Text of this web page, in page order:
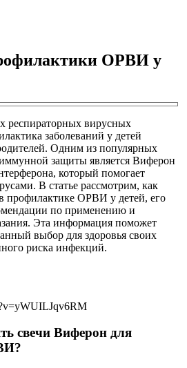
ОРВИ у
респираторных вирусных
заболеваний у детей
Одним из популярных
защиты является Виферон
который помогает
В статье рассмотрим, как
профилактике ОРВИ у детей, его
по применению и
Эта информация поможет
выбор для здоровья своих
риска инфекций.
свечи Виферон для